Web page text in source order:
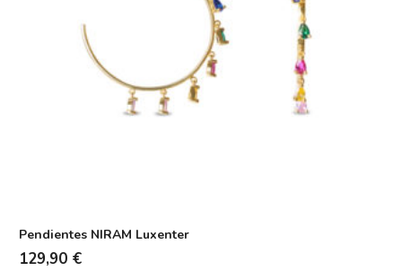
Pendientes NIRAM Luxenter
129,90 €